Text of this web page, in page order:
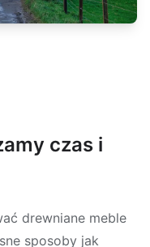
czas i
drewniane meble
sposoby jak